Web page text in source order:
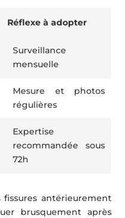
Réflexe à adopter
Surveillance
mensuelle
Mesure et photos
régulières
Expertise
recommandée sous
72h
fissures antérieurement
brusquement après